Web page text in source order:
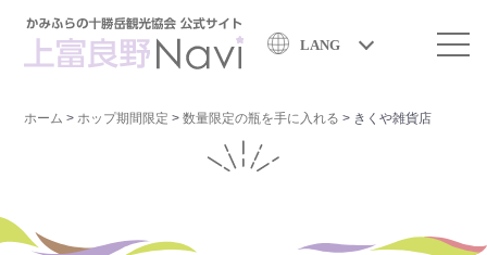
LANG
ホーム >ホップ期間限定 >数量限定の瓶を手に入れる > きくや雑貨店